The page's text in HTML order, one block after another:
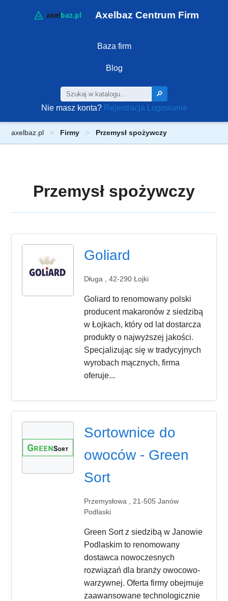
Axelbaz Centrum Firm
Baza firm
Blog
🔎
Nie masz konta? Rejestracja Logowanie
axelbaz.pl Firmy Przemysł spożywczy
Przemysł spożywczy
Goliard
Długa , 42-290 Łojki
Goliard to renomowany polski
producent makaronów z siedzibą
w Łojkach, który od lat dostarcza
produkty o najwyższej jakości.
Specjalizując się w tradycyjnych
wyrobach mącznych, firma
oferuje...
Sortownice do
owoców - Green
Sort
Przemysłowa , 21-505 Janów
Podlaski
Green Sort z siedzibą w Janowie
Podlaskim to renomowany
dostawca nowoczesnych
rozwiązań dla branży owocowo-
warzywnej. Oferta firmy obejmuje
zaawansowane technologicznie